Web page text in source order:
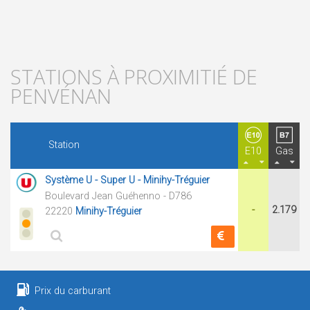
STATIONS À PROXIMITIÉ DE
PENVÉNAN
Station
E10 Gas
Système U - Super U - Minihy-Tréguier
Boulevard Jean Guéhenno - D786
22220 Minihy-Tréguier - 2.179
Prix du carburant